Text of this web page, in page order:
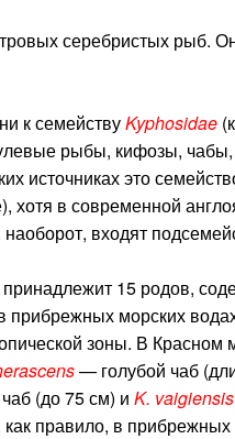
серебристых рыб.
к семействуKyphosidae
рыбы, кифозы, чабы,
источниках это
хотя в современной
входят
принадлежит 15 родов,
прибрежных морских
зоны. В Красном
— голубой чаб
(до 75 см) и K. vaigiensis
правило, в прибрежных